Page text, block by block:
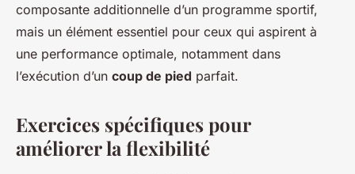
composante additionnelle d’un programme sportif,
mais un élément essentiel pour ceux qui aspirent à
une performance optimale, notamment dans
l’exécution d’un coup de pied parfait.
Exercices spécifiques pour
améliorer la flexibilité